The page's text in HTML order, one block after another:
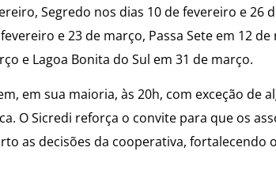
Segredo nos dias 10 de fevereiro e
e 23 de março, Passa Sete em 12
e Lagoa Bonita do Sul em 31 de março.
em sua maioria, às 20h, com exceção
O Sicredi reforça o convite para que os
as decisões da cooperativa,